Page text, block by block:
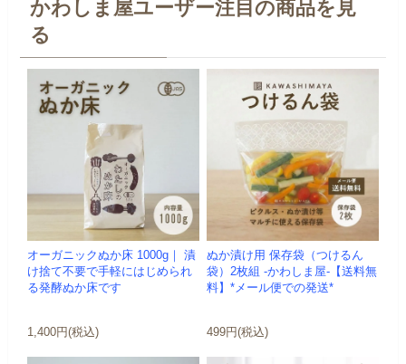
かわしま屋ユーザー注目の商品を見
る
オーガニックぬか床 1000g｜ 漬
け捨て不要で手軽にはじめられ
る発酵ぬか床です
1,400円(税込)
ぬか漬け用 保存袋（つけるん
袋）2枚組 -かわしま屋-【送料無
料】*メール便での発送*
499円(税込)